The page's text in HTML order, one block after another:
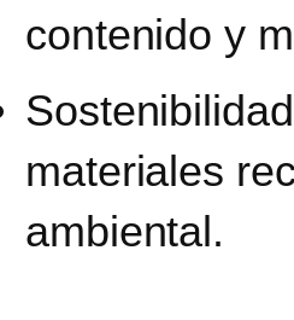
contenido y
Sostenibilidad
materiales
ambiental.